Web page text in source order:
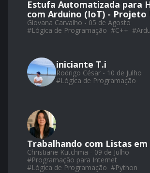
Estufa Automatizada para
com Arduino (IoT) - Projeto
Giovana Carvalho - 05 de Agosto
#Lógica de Programação #C++ #
iniciante T.i
Rodrigo César - 10 de Julho
#Lógica de Programação
Trabalhando com Listas
Christiane Kutchma - 09 de Julho
#Programação para Internet
#Lógica de Programação #Python